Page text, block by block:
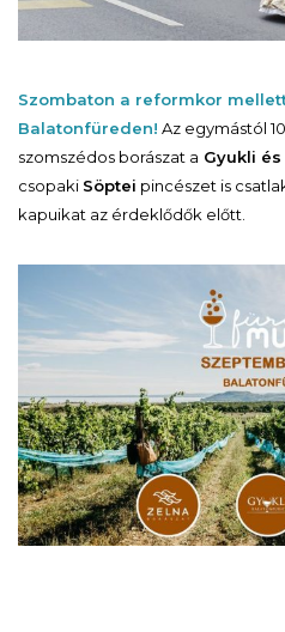
Szombaton a reformkor
Balatonfüreden! Az egymástól
szomszédos borászat a Gyukli
csopaki Söptei pincészet is
kapuikat az érdeklődők előtt.